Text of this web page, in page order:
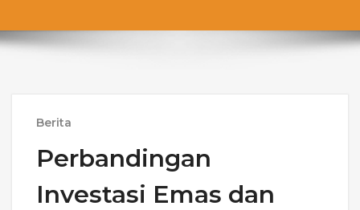
Berita
Perbandingan
Investasi Emas dan